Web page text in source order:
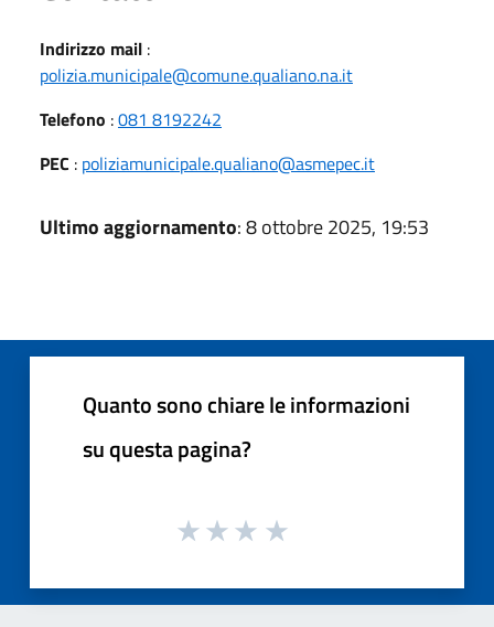
Indirizzo mail :
polizia.municipale@comune.qualiano.na.it
Telefono :081 8192242
PEC : poliziamunicipale.qualiano@asmepec.it
Ultimo aggiornamento: 8 ottobre 2025, 19:53
Quanto sono chiare le informazioni
su questa pagina?